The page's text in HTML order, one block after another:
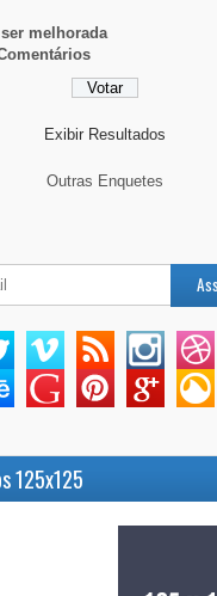
melhorada
Exibir Resultados
Outras Enquetes
125x125